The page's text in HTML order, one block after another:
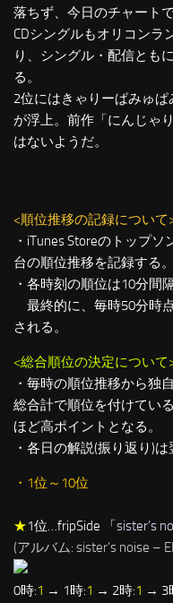
落ちず、今日のチャート
CDシングルもオリコンラ
り、シングル・配信とも
る。
2位にはきゃりーぱみゅぱ
が浮上。前作「にんじゃ
はないようだ。
<順位推移の記録について
・iTunes Storeのトップ
台の順位推移を記録する。
・各時刻の順位は10分間
最終的に、毎時50分時
される。
<総合順位の決定について
・毎時の順位推移から独
総合計で順位を付けてい
ほど高ポイントとなる。
・各日の解説(振り返り)は
・1位～10位
★1位…fripSide 「sister’s
(アルバム: sister’s noise –
0時:1 → 1時:1 → 2時:1 → 3